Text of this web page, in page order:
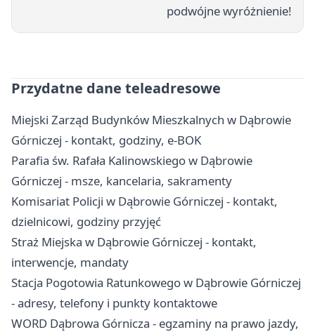
podwójne wyróżnienie!
Przydatne dane teleadresowe
Miejski Zarząd Budynków Mieszkalnych w Dąbrowie
Górniczej - kontakt, godziny, e-BOK
Parafia św. Rafała Kalinowskiego w Dąbrowie
Górniczej - msze, kancelaria, sakramenty
Komisariat Policji w Dąbrowie Górniczej - kontakt,
dzielnicowi, godziny przyjęć
Straż Miejska w Dąbrowie Górniczej - kontakt,
interwencje, mandaty
Stacja Pogotowia Ratunkowego w Dąbrowie Górniczej
- adresy, telefony i punkty kontaktowe
WORD Dąbrowa Górnicza - egzaminy na prawo jazdy,